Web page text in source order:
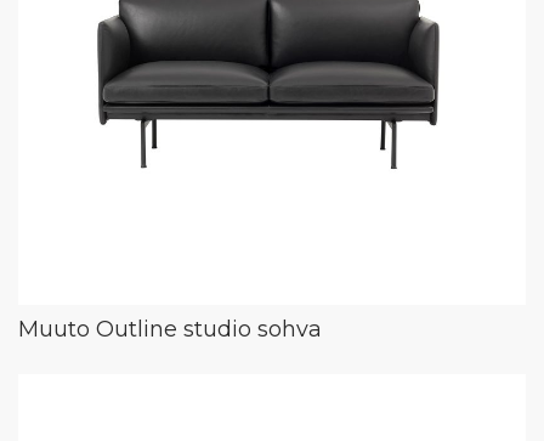
Muuto Outline studio sohva